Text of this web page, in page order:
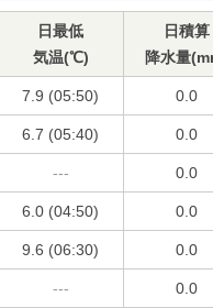
日最低
気温(℃)
日積算
降水量
7.9 (05:50) 0.0
6.7 (05:40) 0.0
--- 0.0
6.0 (04:50) 0.0
9.6 (06:30) 0.0
--- 0.0